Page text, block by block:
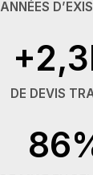
ANNÉES
DE DEVIS